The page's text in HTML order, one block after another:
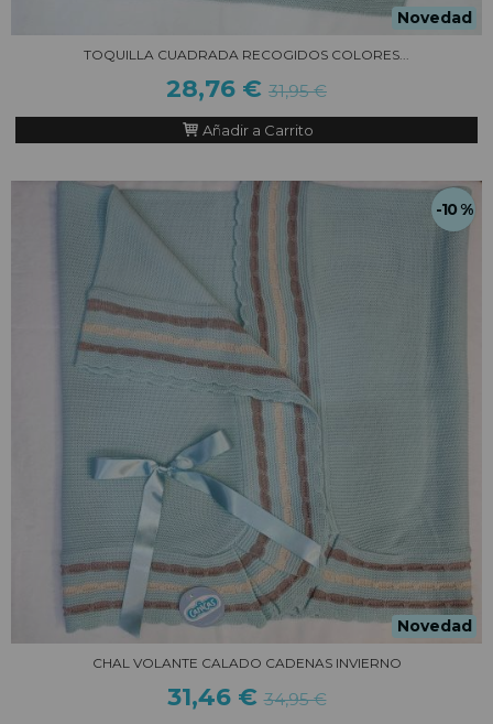
Novedad
TOQUILLA CUADRADA RECOGIDOS COLORES...
28,76 € 31,95 €
Añadir a Carrito
Novedad
-10 %
CHAL VOLANTE CALADO CADENAS INVIERNO
31,46 €34,95 €